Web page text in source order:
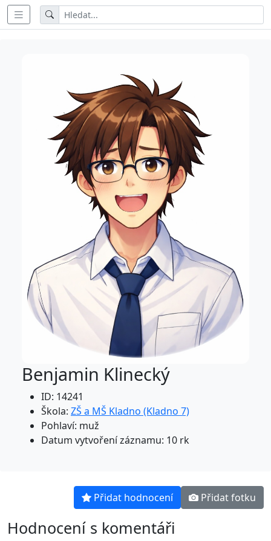
Benjamin Klinecký
ID: 14241
Škola: ZŠ a MŠ Kladno (Kladno 7)
Pohlaví: muž
Datum vytvoření záznamu: 10 rk
Přidat hodnocení Přidat fotku
Hodnocení s komentáři